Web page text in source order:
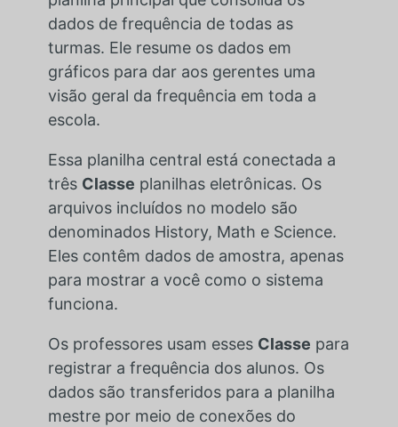
dados de frequência de todas as
turmas. Ele resume os dados em
gráficos para dar aos gerentes uma
visão geral da frequência em toda a
escola.
Essa planilha central está conectada a
três Classe planilhas eletrônicas. Os
arquivos incluídos no modelo são
denominados History, Math e Science.
Eles contêm dados de amostra, apenas
para mostrar a você como o sistema
funciona.
Os professores usam esses Classe para
registrar a frequência dos alunos. Os
dados são transferidos para a planilha
mestre por meio de conexões do